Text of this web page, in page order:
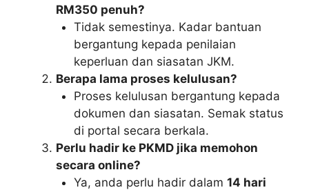
RM350 penuh?
Tidak semestinya. Kadar bantuan
bergantung kepada penilaian
keperluan dan siasatan JKM.
Berapa lama proses kelulusan?
Proses kelulusan bergantung kepada
dokumen dan siasatan. Semak status
di portal secara berkala.
Perlu hadir ke PKMD jika memohon
secara online?
Ya, anda perlu hadir dalam 14 hari